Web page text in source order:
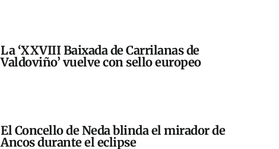
La ‘XXVIII Baixada de Carrilanas de
Valdoviño’ vuelve con sello europeo
El Concello de Neda blinda el mirador de
Ancos durante el eclipse